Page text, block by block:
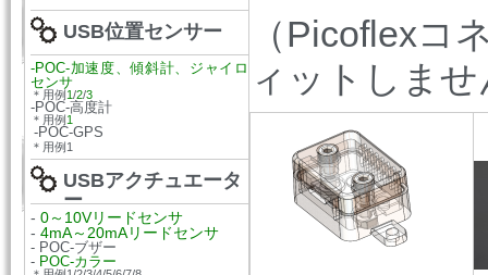
USB位置センサー
-POC-加速度、傾斜計、ジャイロ
センサ
＊用例1/2/3
-POC-高度計
＊用例1
-POC-GPS
＊用例1
USBアクチュエータ
ー
- 0～10Vリードセンサ
- 4mA～20mAリードセンサ
- POC-ブザー
- POC-カラー
（Picoflexコ
ィットしま